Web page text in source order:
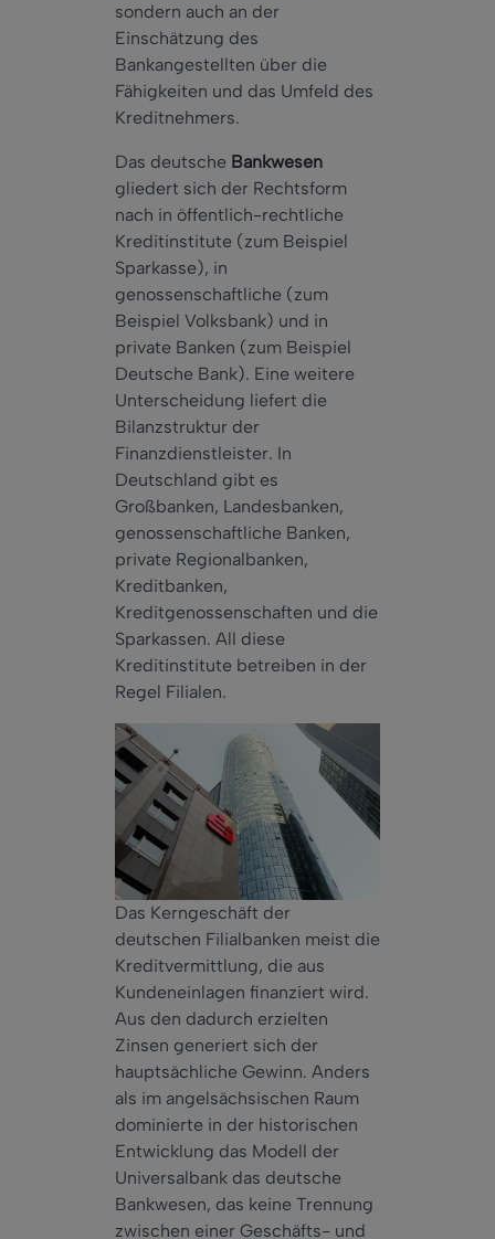
sondern auch an der
Einschätzung des
Bankangestellten über die
Fähigkeiten und das Umfeld des
Kreditnehmers.
Das deutsche Bankwesen
gliedert sich der Rechtsform
nach in öffentlich-rechtliche
Kreditinstitute (zum Beispiel
Sparkasse), in
genossenschaftliche (zum
Beispiel Volksbank) und in
private Banken (zum Beispiel
Deutsche Bank). Eine weitere
Unterscheidung liefert die
Bilanzstruktur der
Finanzdienstleister. In
Deutschland gibt es
Großbanken, Landesbanken,
genossenschaftliche Banken,
private Regionalbanken,
Kreditbanken,
Kreditgenossenschaften und die
Sparkassen. All diese
Kreditinstitute betreiben in der
Regel Filialen.
Das Kerngeschäft der
deutschen Filialbanken meist die
Kreditvermittlung, die aus
Kundeneinlagen finanziert wird.
Aus den dadurch erzielten
Zinsen generiert sich der
hauptsächliche Gewinn. Anders
als im angelsächsischen Raum
dominierte in der historischen
Entwicklung das Modell der
Universalbank das deutsche
Bankwesen, das keine Trennung
zwischen einer Geschäfts- und